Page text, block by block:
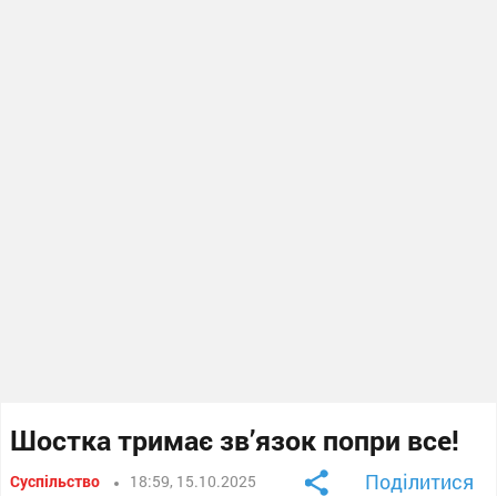
Шостка тримає зв’язок попри все!
Суспільство 18:59, 15.10.2025 Поділитися